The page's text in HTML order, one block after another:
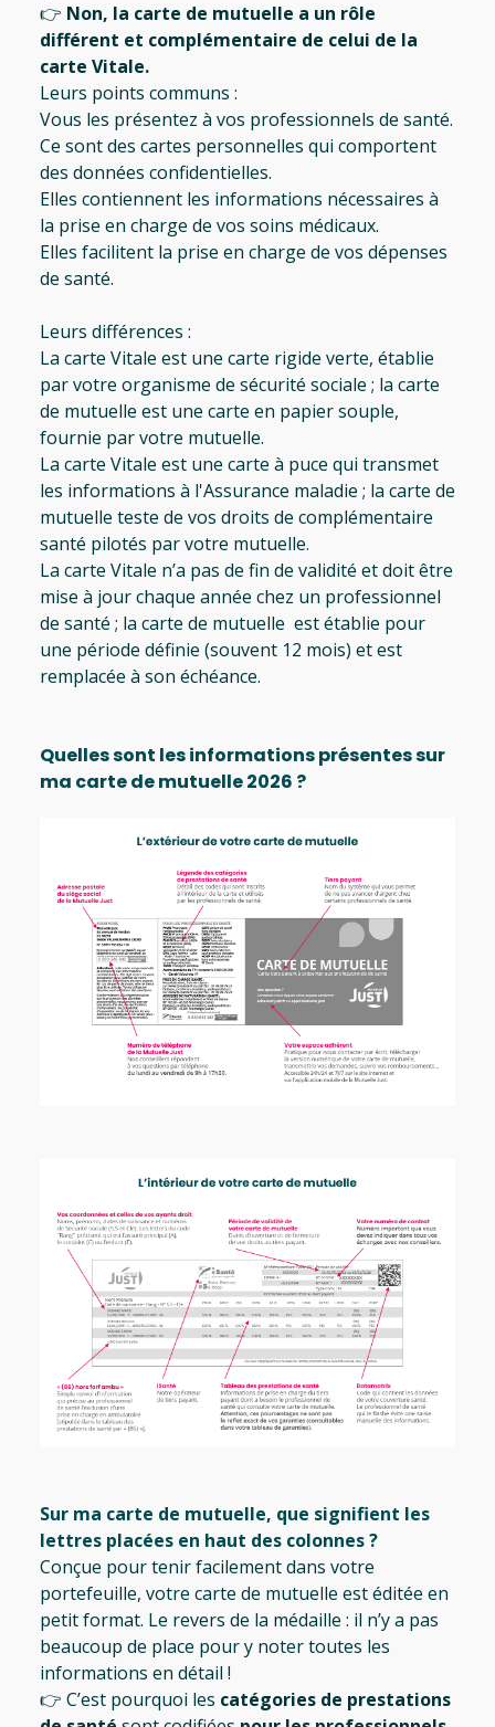
👉 Non, la carte de mutuelle a un rôle
différent et complémentaire de celui de la
carte Vitale.
Leurs points communs :
Vous les présentez à vos professionnels de santé.
Ce sont des cartes personnelles qui comportent
des données confidentielles.
Elles contiennent les informations nécessaires à
la prise en charge de vos soins médicaux.
Elles facilitent la prise en charge de vos dépenses
de santé.
Leurs différences :
La carte Vitale est une carte rigide verte, établie
par votre organisme de sécurité sociale ; la carte
de mutuelle est une carte en papier souple,
fournie par votre mutuelle.
La carte Vitale est une carte à puce qui transmet
les informations à l'Assurance maladie ; la carte de
mutuelle teste de vos droits de complémentaire
santé pilotés par votre mutuelle.
La carte Vitale n’a pas de fin de validité et doit être
mise à jour chaque année chez un professionnel
de santé ; la carte de mutuelle est établie pour
une période définie (souvent 12 mois) et est
remplacée à son échéance.
Quelles sont les informations présentes sur
ma carte de mutuelle 2026 ?
Sur ma carte de mutuelle, que signifient les
lettres placées en haut des colonnes ?
Conçue pour tenir facilement dans votre
portefeuille, votre carte de mutuelle est éditée en
petit format. Le revers de la médaille : il n’y a pas
beaucoup de place pour y noter toutes les
informations en détail !
👉 C’est pourquoi les catégories de prestations